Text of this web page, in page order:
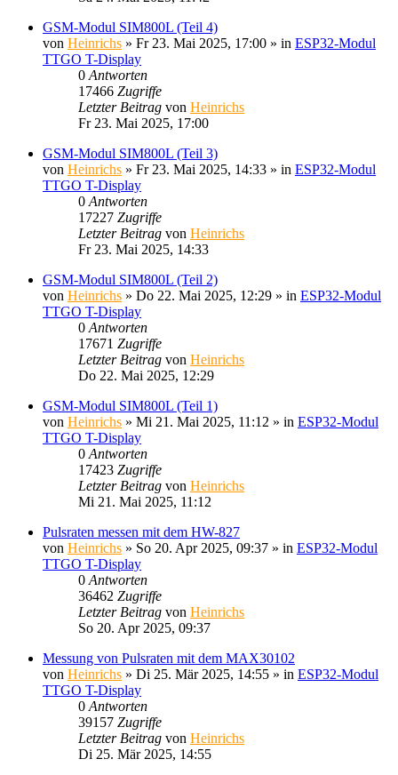
GSM-Modul SIM800L (Teil 4)
von Heinrichs » Fr 23. Mai 2025, 17:00 » in ESP32-Modul
TTGO T-Display
0 Antworten
17466 Zugriffe
Letzter Beitrag von Heinrichs
Fr 23. Mai 2025, 17:00
GSM-Modul SIM800L (Teil 3)
von Heinrichs » Fr 23. Mai 2025, 14:33 » in ESP32-Modul
TTGO T-Display
0 Antworten
17227 Zugriffe
Letzter Beitrag von Heinrichs
Fr 23. Mai 2025, 14:33
GSM-Modul SIM800L (Teil 2)
von Heinrichs » Do 22. Mai 2025, 12:29 » in ESP32-Modul
TTGO T-Display
0 Antworten
17671 Zugriffe
Letzter Beitrag von Heinrichs
Do 22. Mai 2025, 12:29
GSM-Modul SIM800L (Teil 1)
von Heinrichs » Mi 21. Mai 2025, 11:12 » in ESP32-Modul
TTGO T-Display
0 Antworten
17423 Zugriffe
Letzter Beitrag von Heinrichs
Mi 21. Mai 2025, 11:12
Pulsraten messen mit dem HW-827
von Heinrichs » So 20. Apr 2025, 09:37 » in ESP32-Modul
TTGO T-Display
0 Antworten
36462 Zugriffe
Letzter Beitrag von Heinrichs
So 20. Apr 2025, 09:37
Messung von Pulsraten mit dem MAX30102
von Heinrichs » Di 25. Mär 2025, 14:55 » in ESP32-Modul
TTGO T-Display
0 Antworten
39157 Zugriffe
Letzter Beitrag von Heinrichs
Di 25. Mär 2025, 14:55